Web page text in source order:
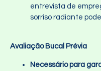
entrevista de
sorriso radiante
Avaliação Bucal Prévia
Necessário para